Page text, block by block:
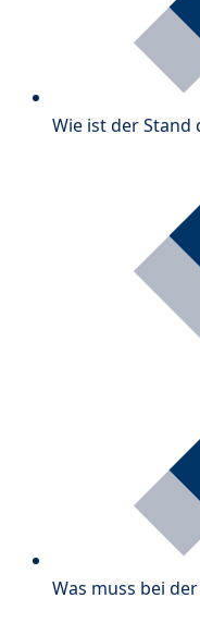
Wie ist der Stand
Was muss bei